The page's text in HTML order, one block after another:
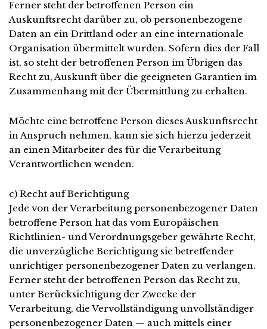
Ferner steht der betroffenen Person ein
Auskunftsrecht darüber zu, ob personenbezogene
Daten an ein Drittland oder an eine internationale
Organisation übermittelt wurden. Sofern dies der Fall
ist, so steht der betroffenen Person im Übrigen das
Recht zu, Auskunft über die geeigneten Garantien im
Zusammenhang mit der Übermittlung zu erhalten.
Möchte eine betroffene Person dieses Auskunftsrecht
in Anspruch nehmen, kann sie sich hierzu jederzeit
an einen Mitarbeiter des für die Verarbeitung
Verantwortlichen wenden.
c) Recht auf Berichtigung
Jede von der Verarbeitung personenbezogener Daten
betroffene Person hat das vom Europäischen
Richtlinien- und Verordnungsgeber gewährte Recht,
die unverzügliche Berichtigung sie betreffender
unrichtiger personenbezogener Daten zu verlangen.
Ferner steht der betroffenen Person das Recht zu,
unter Berücksichtigung der Zwecke der
Verarbeitung, die Vervollständigung unvollständiger
personenbezogener Daten — auch mittels einer